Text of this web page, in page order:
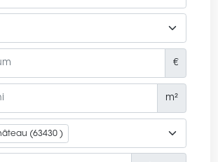
€
m²
(63430 )